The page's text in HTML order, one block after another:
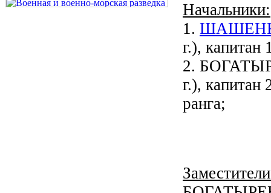
Начальники:
1.
г.), капитан
2.
г.), капитан
ранга;